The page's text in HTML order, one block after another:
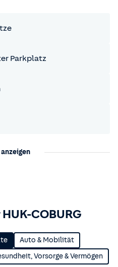
Parkplatz
COBURG
Auto & Mobilität
Vorsorge & Vermögen